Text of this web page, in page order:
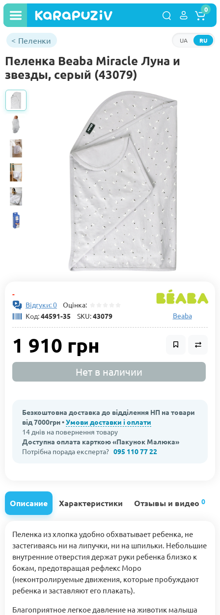
RU
UA
0
Пеленки
Пеленка Beaba Miracle Луна и
звезды, серый (43079)
-
Відгуки: 0 Оцінка:
Код:44591-35 SKU:43079 Beaba
1 910 грн
Нет в наличии
Безкоштовна доставка до відділення НП на товари
від 7000грн •Умови доставки і оплати
14 днів на повернення товару
Доступна оплата карткою «Пакунок Малюка»
Потрібна порада експерта? 095 110 77 22
Описание Характеристики Отзывы и видео 0
Пеленка из хлопка удобно обхватывает ребенка, не
застегиваясь ни на липучки, ни на шпильки. Небольшие
внутренние отверстия держат руки ребенка близко к
бокам, предотвращая рефлекс Моро
(неконтролируемые движения, которые пробуждают
ребенка и заставляют его плакать).
Благоприятное легкое давление на животик малыша